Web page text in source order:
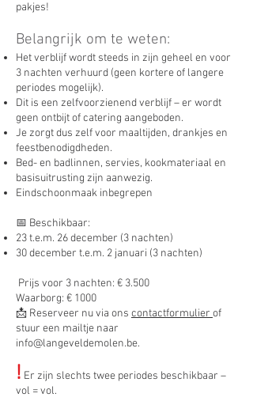
pakjes!
Belangrijk om te weten:
Het verblijf wordt steeds in zijn geheel en voor
3 nachten verhuurd (geen kortere of langere
periodes mogelijk).
Dit is een zelfvoorzienend verblijf – er wordt
geen ontbijt of catering aangeboden.
Je zorgt dus zelf voor maaltijden, drankjes en
feestbenodigdheden.
Bed- en badlinnen, servies, kookmateriaal en
basisuitrusting zijn aanwezig.
Eindschoonmaak inbegrepen
📅 Beschikbaar:
23 t.e.m. 26 december (3 nachten)
30 december t.e.m. 2 januari (3 nachten)
Prijs voor 3 nachten: € 3.500
Waarborg: € 1000
📩 Reserveer nu via ons contactformulier of
stuur een mailtje naar
info@langeveldemolen.be.
! Er zijn slechts twee periodes beschikbaar –
vol = vol.